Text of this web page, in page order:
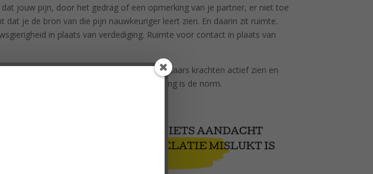
jouw pijn, door het gedrag of een opmerking van je partner, er niet toe
dat je de bron van die pijn nauwkeuriger leert zien. En daarin zit ruimte.
in plaats van verdediging. Ruimte voor contact in plaats van
groeien en bloeien wanneer partners elkaars krachten actief zien en
conflict is de norm maar juist de verbinding is de norm.